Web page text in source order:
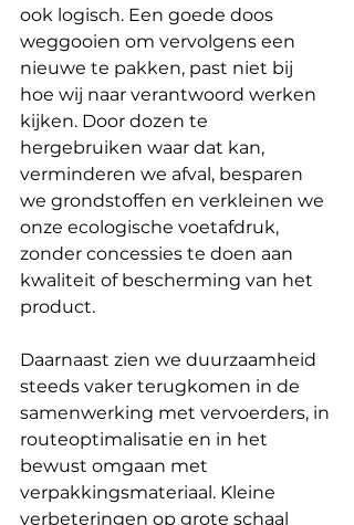
ook logisch. Een goede doos
weggooien om vervolgens een
nieuwe te pakken, past niet bij
hoe wij naar verantwoord werken
kijken. Door dozen te
hergebruiken waar dat kan,
verminderen we afval, besparen
we grondstoffen en verkleinen we
onze ecologische voetafdruk,
zonder concessies te doen aan
kwaliteit of bescherming van het
product.
Daarnaast zien we duurzaamheid
steeds vaker terugkomen in de
samenwerking met vervoerders, in
routeoptimalisatie en in het
bewust omgaan met
verpakkingsmateriaal. Kleine
verbeteringen op grote schaal